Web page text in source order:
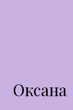
Оксана